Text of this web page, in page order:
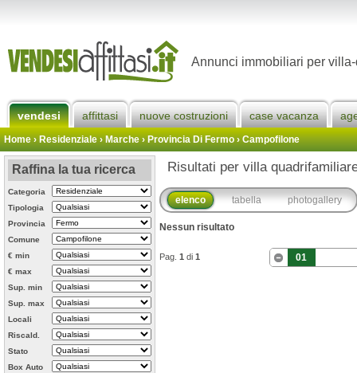
Annunci immobiliari per
vendesi affittasi nuove costruzioni case vacanza
Home› Residenziale › Marche ›Provincia Di Fermo›Campofilone
Raffina la tua ricerca
Categoria
Tipologia
Provincia
Comune
€ min
€ max
Sup. min
Sup. max
Locali
Riscald.
Stato
Box Auto
Risultati per villa
elenco tabella photogallery
Nessun risultato
Pag. 1 di 1 01